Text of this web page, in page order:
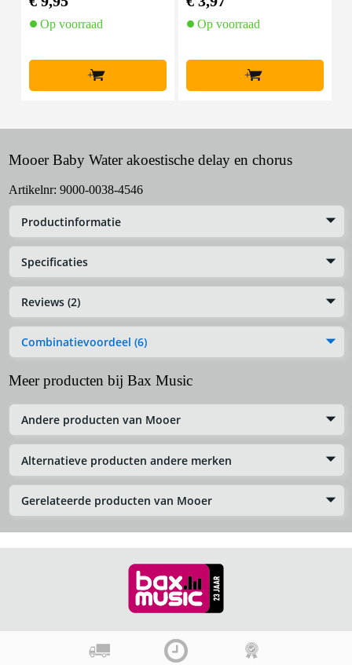
Op voorraad
+
Op voorraad
+
Mooer Baby Water akoestische delay en chorus
Artikelnr: 9000-0038-4546
Productinformatie
Specificaties
Reviews (2)
Combinatievoordeel (6)
Meer producten bij Bax Music
Andere producten van Mooer
Alternatieve producten andere merken
Gerelateerde producten van Mooer